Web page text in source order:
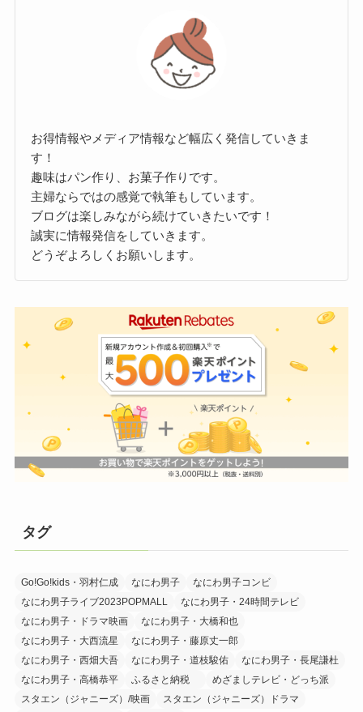
お得情報やメディア情報など幅広く発信していきま
す！
趣味はパン作り、お菓子作りです。
主婦ならではの感覚で執筆もしています。
ブログは楽しみながら続けていきたいです！
誠実に情報発信をしていきます。
どうぞよろしくお願いします。
タグ
Go!Go!kids・羽村仁成 なにわ男子
なにわ男子コンビ
なにわ男子ライブ2023POPMALL
なにわ男子・24時間テレビ
なにわ男子・ドラマ映画
なにわ男子・大橋和也
なにわ男子・大西流星
なにわ男子・藤原丈一郎
なにわ男子・西畑大吾
なにわ男子・道枝駿佑
なにわ男子・長尾謙杜
なにわ男子・高橋恭平
ふるさと納税
めざましテレビ・どっち派
スタエン（ジャニーズ）/映画
スタエン（ジャニーズ）ドラマ